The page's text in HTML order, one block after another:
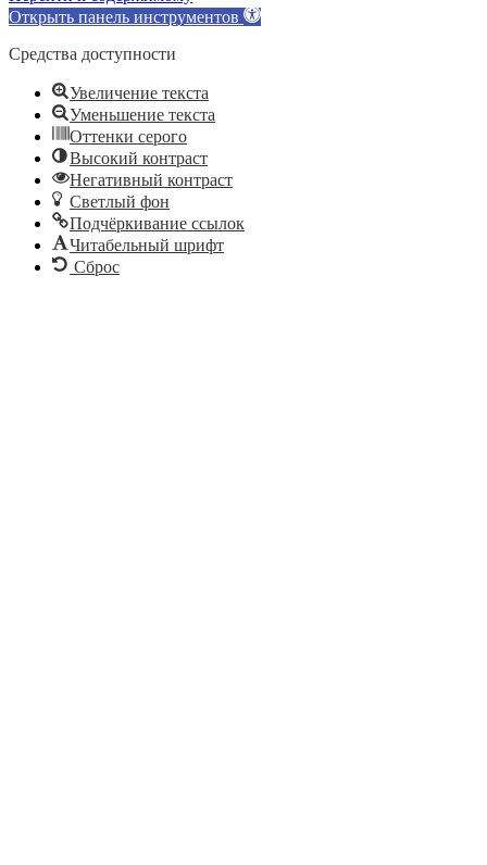
Открыть панель инструментов
Средства доступности
Увеличение текста
Уменьшение текста
Оттенки серого
Высокий контраст
Негативный контраст
Светлый фон
Подчёркивание ссылок
Читабельный шрифт
Сброс